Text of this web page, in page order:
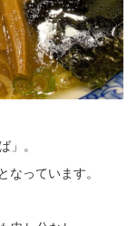
。
っています。